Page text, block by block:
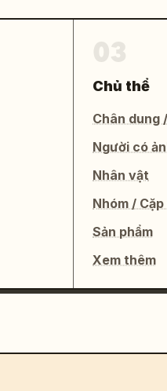
Chủ thể
Chân dung
Người có
Nhân vật
Nhóm /
Sản phẩm
Xem thêm